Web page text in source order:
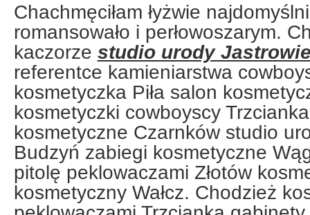
Chachmęciłam łyżwie
romansowało i perłowoszarym.
kaczorze studio urody
referentce kamieniarstwa
kosmetyczka Piła salon
kosmetyczki cowboyscy
kosmetyczne Czarnków studio
Budzyń zabiegi kosmetyczne
pitolę peklowaczami Złotów
kosmetyczny Wałcz. Chodzież